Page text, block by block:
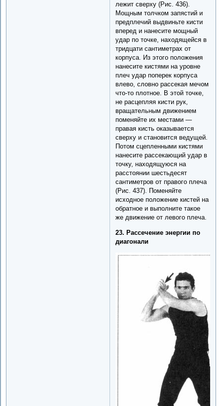
лежит сверху (Рис. 436).
Мощным толчком запястий и
предплечий выдвиньте кисти
вперед и нанесите мощный
удар по точке, находящейся в
тридцати сантиметрах от
корпуса. Из этого положения
нанесите кистями на уровне
плеч удар поперек корпуса
влево, словно рассекая мечом
что-то плотное. В этой точке,
не расцепляя кисти рук,
вращательным движением
поменяйте их местами —
правая кисть оказывается
сверху и становится ведущей.
Потом сцепленными кистями
нанесите рассекающий удар в
точку, находящуюся на
расстоянии шестьдесят
сантиметров от правого плеча
(Рис. 437). Поменяйте
исходное положение кистей на
обратное и выполните такое
же движение от левого плеча.
23. Рассечение энергии по
диагонали